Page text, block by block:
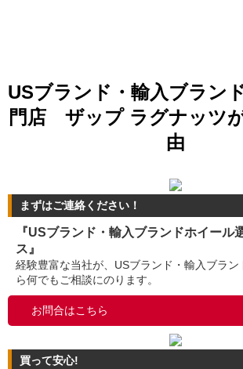
USブランド・輸入ブラン
門店 ザップ ラグナッツ
由
まずはご連絡ください！
『USブランド・輸入ブランドホイール
ス』
経験豊富な当社が、USブランド・輸入ブラン
ら何でもご相談にのります。
お問合はこちら
買って安心!